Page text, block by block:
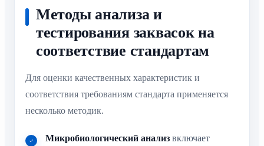
Методы анализа и
тестирования заквасок на
соответствие стандартам
Для оценки качественных характеристик и
соответствия требованиям стандарта применяется
несколько методик.
Микробиологический анализ включает